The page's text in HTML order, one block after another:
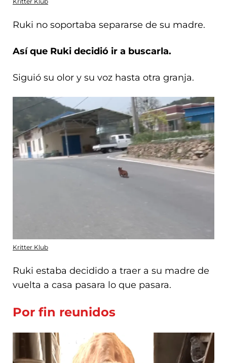
Ruki no soportaba separarse de su madre.
Así que Ruki decidió ir a buscarla.
Siguió su olor y su voz hasta otra granja.
Kritter Klub
Ruki estaba decidido a traer a su madre de
vuelta a casa pasara lo que pasara.
Por fin reunidos